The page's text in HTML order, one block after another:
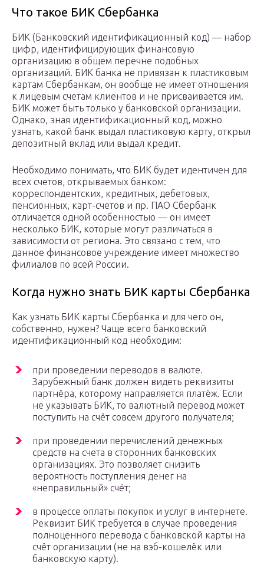
Что такое БИК Сбербанка
БИК (Банковский идентификационный код) — набор
цифр, идентифицирующих финансовую
организацию в общем перечне подобных
организаций. БИК банка не привязан к пластиковым
картам Сбербанкам, он вообще не имеет отношения
к лицевым счетам клиентов и не присваивается им.
БИК может быть только у банковской организации.
Однако, зная идентификационный код, можно
узнать, какой банк выдал пластиковую карту, открыл
депозитный вклад или выдал кредит.
Необходимо понимать, что БИК будет идентичен для
всех счетов, открываемых банком:
корреспондентских, кредитных, дебетовых,
пенсионных, карт-счетов и пр. ПАО Сбербанк
отличается одной особенностью — он имеет
несколько БИК, которые могут различаться в
зависимости от региона. Это связано с тем, что
данное финансовое учреждение имеет множество
филиалов по всей России.
Когда нужно знать БИК карты Сбербанка
Как узнать БИК карты Сбербанка и для чего он,
собственно, нужен? Чаще всего банковский
идентификационный код необходим:
при проведении переводов в валюте.
Зарубежный банк должен видеть реквизиты
партнёра, которому направляется платёж. Если
не указывать БИК, то валютный перевод может
поступить на счёт совсем другого получателя;
при проведении перечислений денежных
средств на счета в сторонних банковских
организациях. Это позволяет снизить
вероятность поступления денег на
«неправильный» счёт;
в процессе оплаты покупок и услуг в интернете.
Реквизит БИК требуется в случае проведения
полноценного перевода с банковской карты на
счёт организации (не на вэб-кошелёк или
банковскую карту).